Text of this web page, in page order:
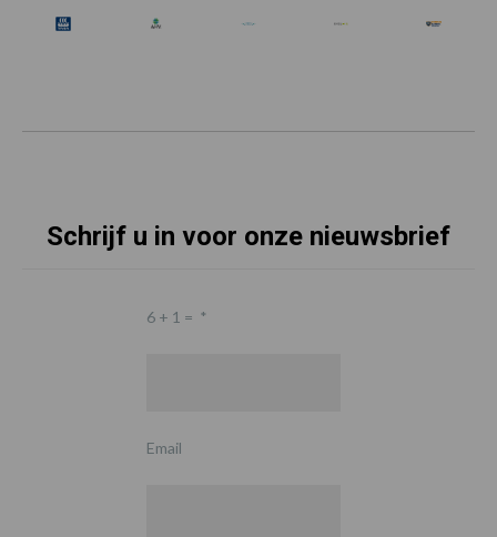
Schrijf u in voor onze nieuwsbrief
6 + 1 = *
Email